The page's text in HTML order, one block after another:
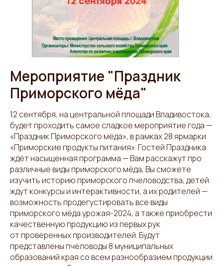
Мероприятие "Праздник
Приморского мёда"
12 сентября, на центральной площади Владивостока,
будет проходить самое сладкое мероприятие года —
«Праздник Приморского мёда», в рамках 28 ярмарки
«Приморские продукты питания». Гостей Праздника
ждёт насыщенная программа — Вам расскажут про
различные виды приморского мёда, Вы сможете
изучить историю приморского пчеловодства, детей
ждут конкурсы и интерактивности, а их родителей —
возможность продегустировать все виды
приморского мёда урожая-2024, а также приобрести
качественную продукцию из первых рук
от проверенных производителей. Будут
представлены пчеловоды 8 муниципальных
образований края со всем разнообразием продукции